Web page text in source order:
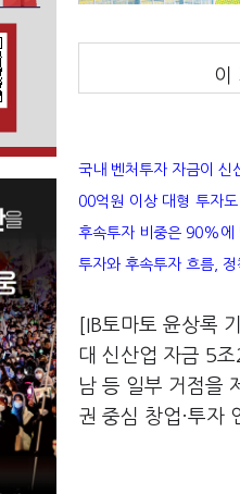
이
국내 벤처투자 자금이 신
00억원 이상 대형 투자
후속투자 비중은 90%에
투자와 후속투자 흐름,
[IB토마토 윤상록
대 신산업 자금 5
남 등 일부 거점을
권 중심 창업·투자